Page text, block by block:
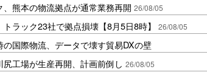
、熊本の物流拠点が通常業務再開 26/08/05
ラック23社で拠点損壊【8月5日8時】 26/08/05
の国際物流、データで壊す貿易DXの壁
尻工場が生産再開、計画前倒し 26/08/05